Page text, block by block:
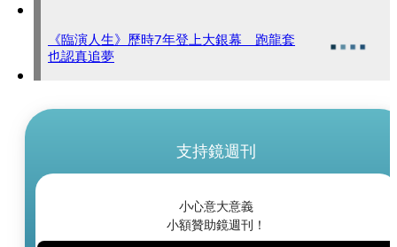
《臨演人生》歷時7年登上大銀幕 跑龍套
也認真追夢
支持鏡週刊
小心意大意義
小額贊助鏡週刊！